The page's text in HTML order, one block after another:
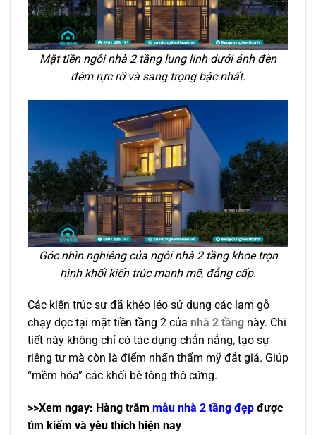
Mặt tiền ngôi nhà 2 tầng lung linh dưới ánh đèn
đêm rực rỡ và sang trọng bậc nhất.
Góc nhìn nghiêng của ngôi nhà 2 tầng khoe trọn
hình khối kiến trúc mạnh mẽ, đẳng cấp.
Các kiến trúc sư đã khéo léo sử dụng các lam gỗ
chạy dọc tại mặt tiền tầng 2 của nhà 2 tầng này. Chi
tiết này không chỉ có tác dụng chắn nắng, tạo sự
riêng tư mà còn là điểm nhấn thẩm mỹ đắt giá. Giúp
“mềm hóa” các khối bê tông thô cứng.
>>Xem ngay: Hàng trăm mẫu nhà 2 tầng đẹp được
tìm kiếm và yêu thích hiện nay